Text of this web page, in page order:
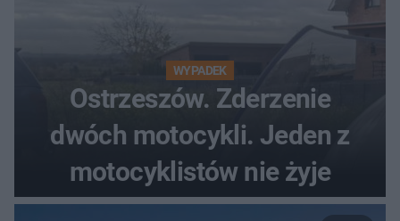
WYPADEK
Ostrzeszów. Zderzenie
dwóch motocykli. Jeden z
motocyklistów nie żyje